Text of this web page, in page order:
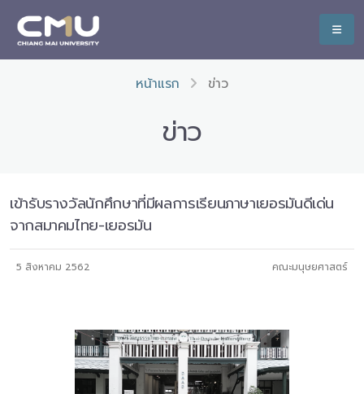
หน้าแรก ข่าว
ข่าว
เข้ารับรางวัลนักศึกษาที่มีผลการเรียนภาษาเยอรมันดีเด่น
จากสมาคมไทย-เยอรมัน
5 สิงหาคม 2562 คณะมนุษยศาสตร์